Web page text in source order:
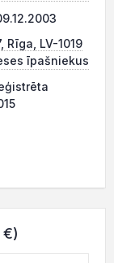
Rīga, LV-1019
īpašniekus
€)